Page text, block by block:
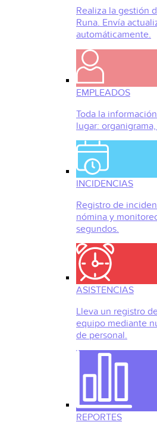
Realiza la gestión
Runa. Envía
automáticamente.
EMPLEADOS
Toda la
lugar:
INCIDENCIAS
Registro de
nómina y
segundos.
ASISTENCIAS
Lleva un registro
equipo mediante
de personal.
REPORTES